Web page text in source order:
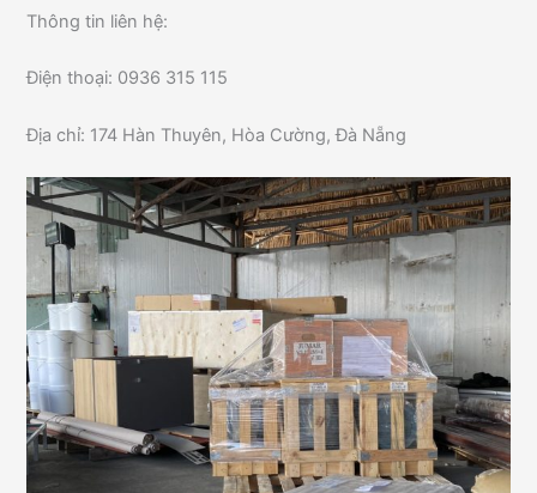
Thông tin liên hệ:
Điện thoại: 0936 315 115
Địa chỉ: 174 Hàn Thuyên, Hòa Cường, Đà Nẵng